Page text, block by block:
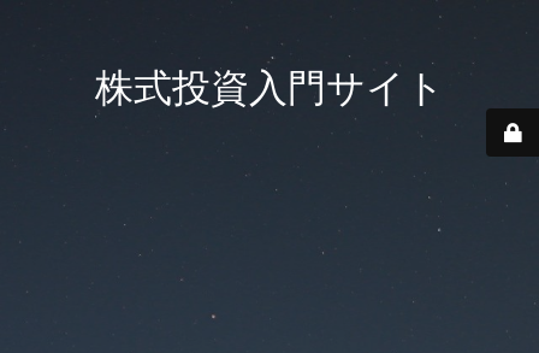
株式投資入門サイト